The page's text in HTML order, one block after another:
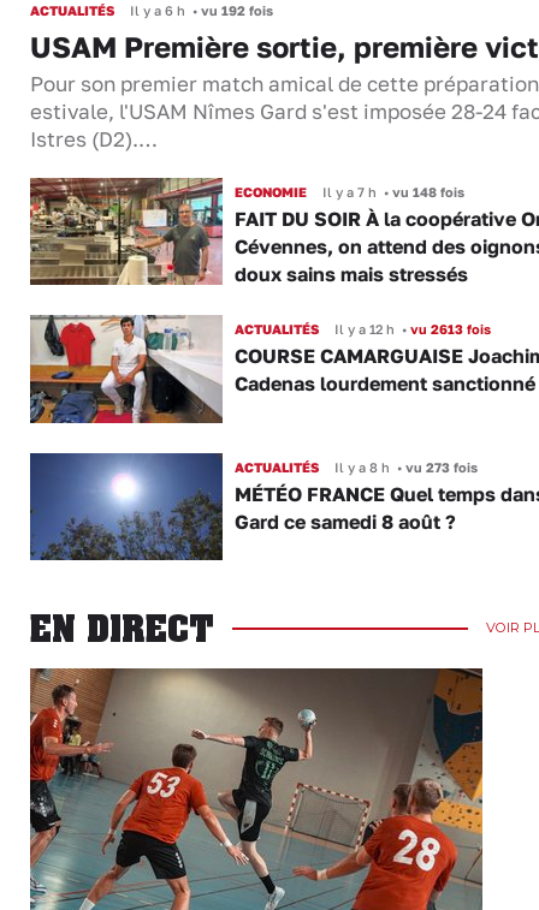
ACTUALITÉS Il y a 6 h • vu 192 fois
USAM Première sortie, première
Pour son premier match amical de cette préparation
estivale, l'USAM Nîmes Gard s'est imposée 28-24
Istres (D2).…
ECONOMIE Il y a 7 h •vu 148 fois
FAIT DU SOIR À la coopérative
Cévennes, on attend des
doux sains mais stressés
ACTUALITÉS Il y a 12 h •vu 2613 fois
COURSE CAMARGUAISE
Cadenas lourdement sanctionné
ACTUALITÉS Il y a 8 h •vu 273 fois
MÉTÉO FRANCE Quel temps
Gard ce samedi 8 août ?
EN DIRECT VOIR